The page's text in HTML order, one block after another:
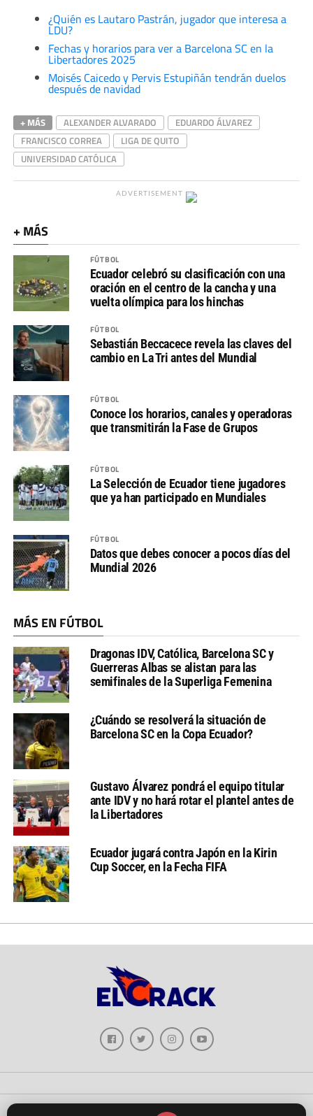
¿Quién es Lautaro Pastrán, jugador que interesa a
LDU?
Fechas y horarios para ver a Barcelona SC en la
Libertadores 2025
Moisés Caicedo y Pervis Estupiñán tendrán duelos
después de navidad
+ MÁS ALEXANDER ALVARADO
EDUARDO ÁLVAREZ
FRANCISCO CORREA
LIGA DE QUITO
UNIVERSIDAD CATÓLICA
ADVERTISEMENT
+ MÁS
FÚTBOL
Ecuador celebró su clasificación con una
oración en el centro de la cancha y una
vuelta olímpica para los hinchas
FÚTBOL
Sebastián Beccacece revela las claves del
cambio en La Tri antes del Mundial
FÚTBOL
Conoce los horarios, canales y operadoras
que transmitirán la Fase de Grupos
FÚTBOL
La Selección de Ecuador tiene jugadores
que ya han participado en Mundiales
FÚTBOL
Datos que debes conocer a pocos días del
Mundial 2026
MÁS EN FÚTBOL
Dragonas IDV, Católica, Barcelona SC y
Guerreras Albas se alistan para las
semifinales de la Superliga Femenina
¿Cuándo se resolverá la situación de
Barcelona SC en la Copa Ecuador?
Gustavo Álvarez pondrá el equipo titular
ante IDV y no hará rotar el plantel antes de
la Libertadores
Ecuador jugará contra Japón en la Kirin
Cup Soccer, en la Fecha FIFA
Copyright © 2026 - El Crack Deportes